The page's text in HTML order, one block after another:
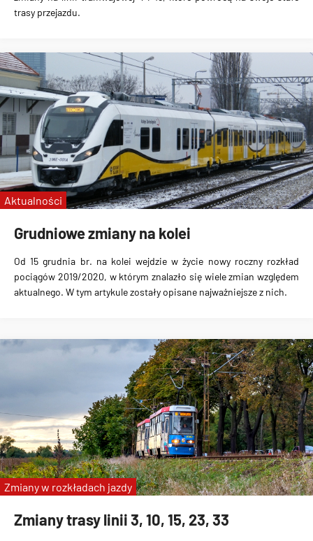
trasy przejazdu.
Grudniowe zmiany na kolei
Od 15 grudnia br. na kolei wejdzie w życie nowy roczny rozkład
pociągów 2019/2020, w którym znalazło się wiele zmian względem
aktualnego. W tym artykule zostały opisane najważniejsze z nich.
Aktualności
Zmiany trasy linii 3, 10, 15, 23, 33
Zmiany w rozkładach jazdy